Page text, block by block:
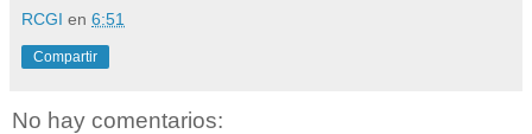
RCGI en 6:51
Compartir
No hay comentarios: